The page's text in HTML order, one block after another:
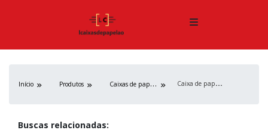
Início Produtos C
aixas de papelão C
aixa de papelão personalizada com fotos
Buscas relacionadas: